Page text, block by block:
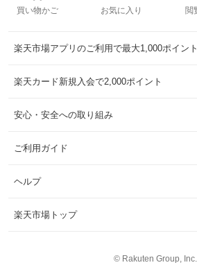
買い物かご お気に入り 閲
楽天市場アプリのご利用で最大1,000ポイント
楽天カード新規入会で2,000ポイント
安心・安全への取り組み
ご利用ガイド
ヘルプ
楽天市場トップ
© Rakuten Group, Inc.